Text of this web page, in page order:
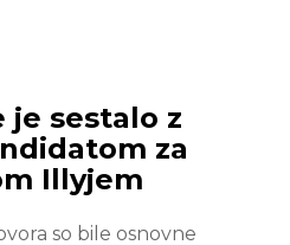
je sestalo z
za
Illyjem
so bile osnovne